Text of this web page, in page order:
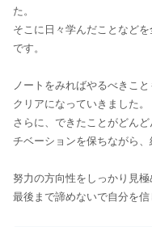
た。
そこに日々学んだことなど
です。
ノートをみればやるべきこ
クリアになっていきました。
さらに、できたことがどん
チベーションを保ちながら、
努力の方向性をしっかり見極
最後まで諦めないで自分を信